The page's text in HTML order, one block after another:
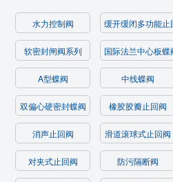
水力控制阀 缓开缓闭多功能止
软密封闸阀系列 国际法兰中心板蝶
A型蝶阀 中线蝶阀
双偏心硬密封蝶阀 橡胶胶瓣止回阀
消声止回阀 滑道滚球式止回阀
对夹式止回阀 防污隔断阀